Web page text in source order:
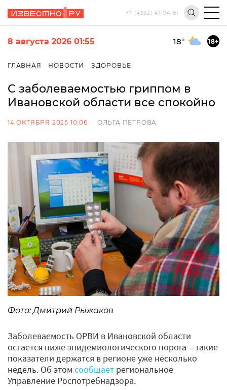
+7 (4932) 41-94-81
8 августа 2026 01:55 18° 18+
ГЛАВНАЯ НОВОСТИ ЗДОРОВЬЕ
С заболеваемостью гриппом в
Ивановской области все спокойно
14 ОКТЯБРЯ 2025 10:06 ОЛЬГА ПЕТРОВА
Фото: Дмитрий Рыжаков
Заболеваемость ОРВИ в Ивановской области
остается ниже эпидемиологического порога – такие
показатели держатся в регионе уже несколько
недель. Об этом сообщает региональное
Управление Роспотребнадзора.